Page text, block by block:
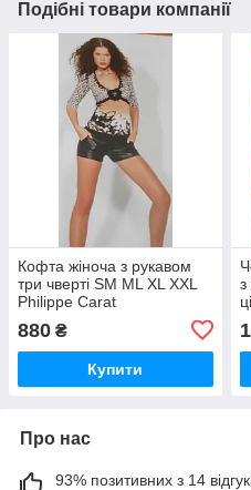
Подібні товари компанії
Кофта жіноча з рукавом
три чверті SM ML XL XXL
Philippe Carat
880 ₴
Купити
з
Про нас
93% позитивних з 14